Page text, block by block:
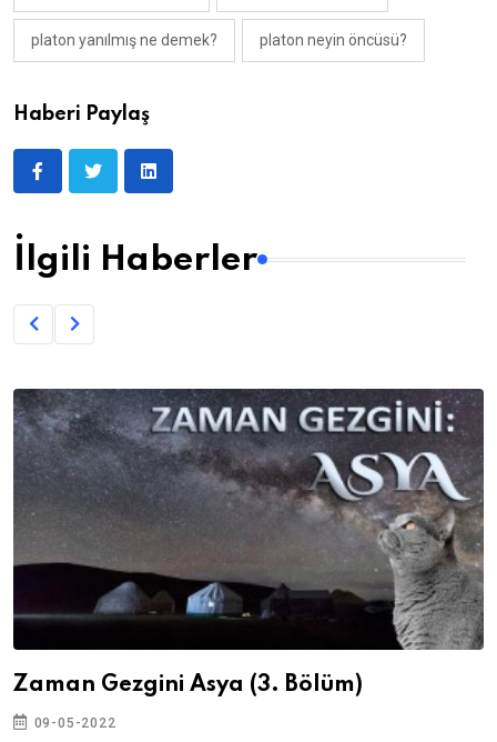
platon yanılmış ne demek? platon neyin öncüsü?
Haberi Paylaş
İlgili Haberler
Zaman Gezgini Asya (3. Bölüm)
09-05-2022